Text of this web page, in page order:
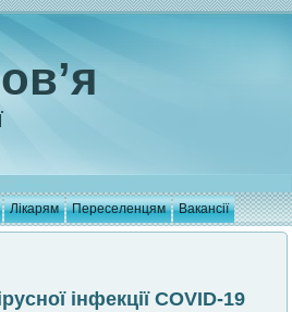
Лікарям Переселенцям Вакансії
інфекції COVID-19